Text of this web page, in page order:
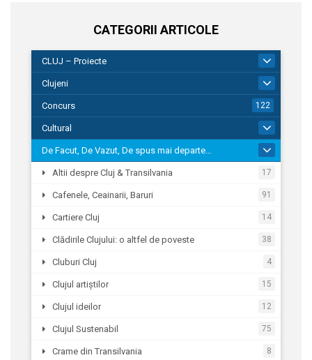
CATEGORII ARTICOLE
CLUJ – Proiecte
Clujeni
Concurs 122
Cultural
De Facut, De Vazut, De spus mai departe…
1.318
Altii despre Cluj & Transilvania 17
Cafenele, Ceainarii, Baruri 91
Cartiere Cluj 14
Clădirile Clujului: o altfel de poveste 38
Cluburi Cluj 4
Clujul artiștilor 15
Clujul ideilor 12
Clujul Sustenabil 75
Crame din Transilvania 8